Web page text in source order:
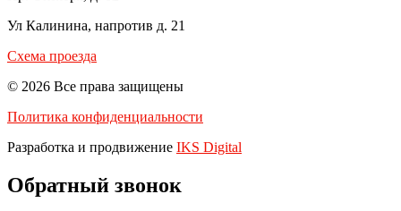
Ул Калинина, напротив д. 21
Схема проезда
© 2026 Все права защищены
Политика конфиденциальности
Разработка и продвижение IKS Digital
Обратный звонок